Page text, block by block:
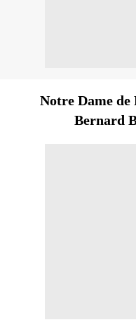
Notre Dame
Bernard